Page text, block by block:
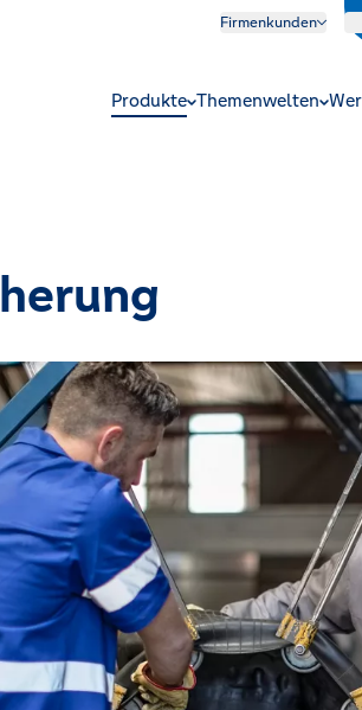
Firmenkunden
Produkte Themenwelten